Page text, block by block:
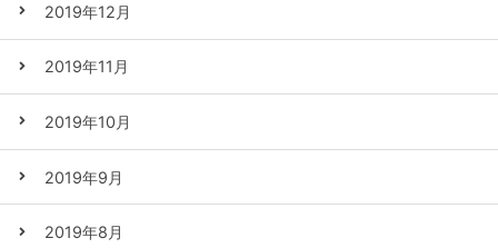
2019年12月
2019年11月
2019年10月
2019年9月
2019年8月